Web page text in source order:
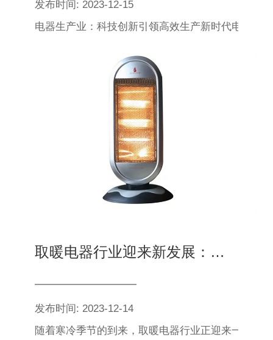
发布时间: 2023-12-15
电器生产业：科技创新引领高效生产新时代电器生
取暖电器行业迎来新发展：智能科技引领暖意升级
发布时间: 2023-12-14
随着寒冷季节的到来，取暖电器行业正迎来一波新